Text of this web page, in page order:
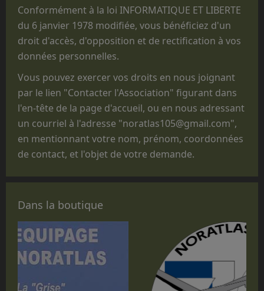
Que les prestations faites au profit des
structures militaires des 3 Armées ne sont
réalisées que pour des parachutages
ponctuels exécutés lors de manifestations
commémorations, des anniversaires, des
"Journées Portes ouvertes", des journées des
familles, des baptêmes de promotion, des
fêtes d'unité ou pour des passations de
commandement.
Que le statut administratif de notre avion,
(CNRAC) ne nous permet pas d'embarquer des
passagers autres que les membres
d'équipage adhérents à l'association,
nécessaires à la conduite et à la mise en
œuvre de l'avion.
En conséquence, nous regrettons donc de ne
Conformément à la loi INFORMATIQUE ET LIBERTE
du 6 janvier 1978 modifiée, vous bénéficiez d'un
droit d'accès, d'opposition et de rectification à vos
données personnelles.
Vous pouvez exercer vos droits en nous joignant
par le lien "Contacter l'Association" figurant dans
l'en-tête de la page d'accueil, ou en nous adressant
un courriel à l'adresse "noratlas105@gmail.com",
en mentionnant votre nom, prénom, coordonnées
de contact, et l'objet de votre demande.
Dans la boutique